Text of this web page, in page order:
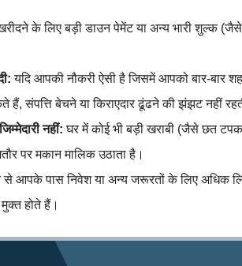
के लिए बड़ी डाउन पेमेंट या अन्य भारी शुल्क
यदि आपकी नौकरी ऐसी है जिसमें आपको बार-बार
संपत्ति बेचने या किराएदार ढूंढने की झंझट नहीं
नहीं: घर में कोई भी बड़ी खराबी (जैसे छत
पर मकान मालिक उठाता है।
से आपके पास निवेश या अन्य जरूरतों के लिए अधिक
होते हैं।